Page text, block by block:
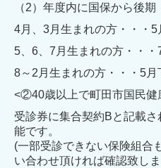
（2）年度内に国保から後
4月、3月生まれの方・・・5
5、6、7月生まれの方・・・
8～2月生まれの方・・・5月
<②40歳以上で町田市国民健
受診券に集合契約Bと記載
能です。
(一部受診できない保険組合
い合わせ頂ければ確認致し